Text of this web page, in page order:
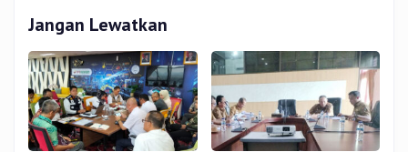
Jangan Lewatkan